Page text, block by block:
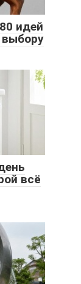
идей
выбору
всё